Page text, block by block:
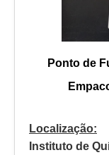
Ponto de
Localização:
Instituto de